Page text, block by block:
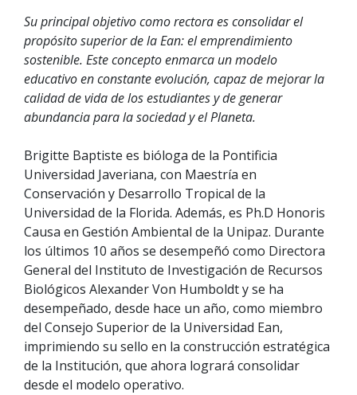
Su principal objetivo como rectora es consolidar el
propósito superior de la Ean: el emprendimiento
sostenible. Este concepto enmarca un modelo
educativo en constante evolución, capaz de mejorar la
calidad de vida de los estudiantes y de generar
abundancia para la sociedad y el Planeta.
Brigitte Baptiste es bióloga de la Pontificia
Universidad Javeriana, con Maestría en
Conservación y Desarrollo Tropical de la
Universidad de la Florida. Además, es Ph.D Honoris
Causa en Gestión Ambiental de la Unipaz. Durante
los últimos 10 años se desempeñó como Directora
General del Instituto de Investigación de Recursos
Biológicos Alexander Von Humboldt y se ha
desempeñado, desde hace un año, como miembro
del Consejo Superior de la Universidad Ean,
imprimiendo su sello en la construcción estratégica
de la Institución, que ahora logrará consolidar
desde el modelo operativo.